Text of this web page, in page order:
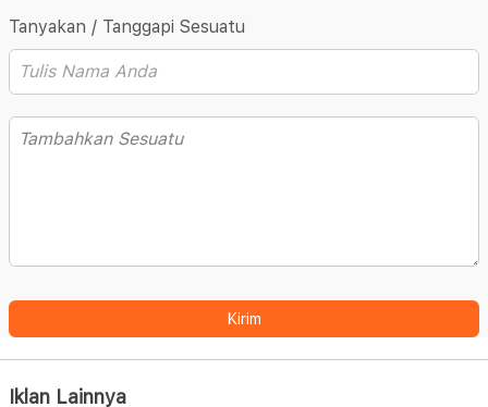
Tanyakan / Tanggapi Sesuatu
Kirim
Iklan Lainnya